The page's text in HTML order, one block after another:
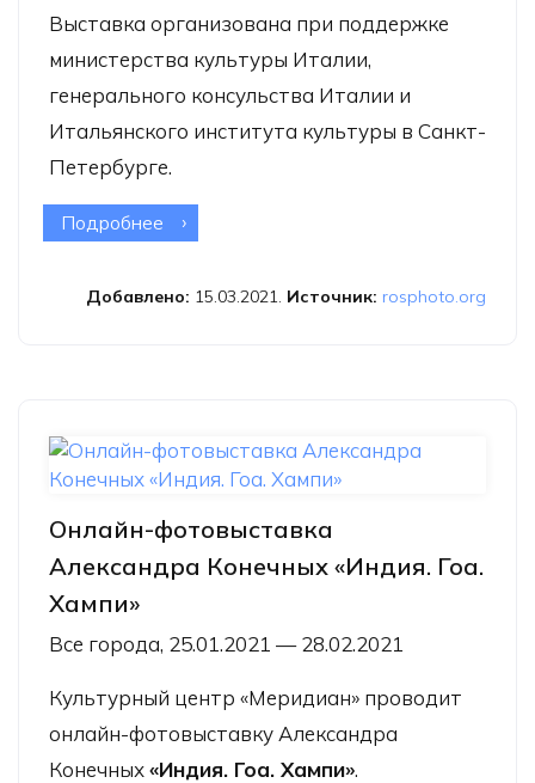
Выставка организована при поддержке
министерства культуры Италии,
генерального консульства Италии и
Итальянского института культуры в Санкт-
Петербурге.
Подробнее о Виртуальная выставка «Италия
русских путешественников XIX века»
Добавлено: 15.03.2021. Источник: rosphoto.org
Онлайн-фотовыставка
Александра Конечных «Индия. Гоа.
Хампи»
Все города, 25.01.2021 — 28.02.2021
Культурный центр «Меридиан» проводит
онлайн-фотовыставку Александра
Конечных«Индия. Гоа. Хампи».